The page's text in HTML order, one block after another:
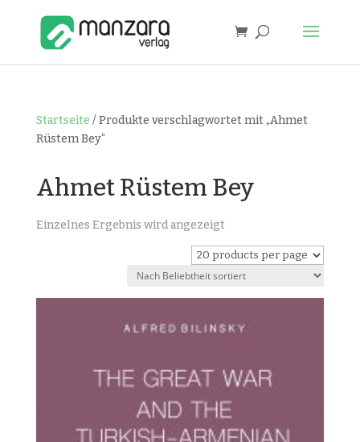
Startseite / Produkte verschlagwortet mit „Ahmet
Rüstem Bey“
Ahmet Rüstem Bey
Einzelnes Ergebnis wird angezeigt